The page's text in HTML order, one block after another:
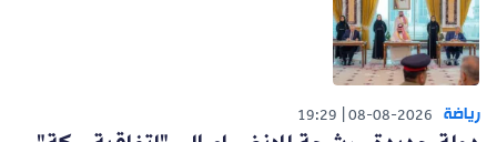
رياضة 08-08-2026
19:29